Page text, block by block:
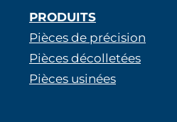
PRODUITS
Pièces de précision
Pièces décolletées
Pièces usinées